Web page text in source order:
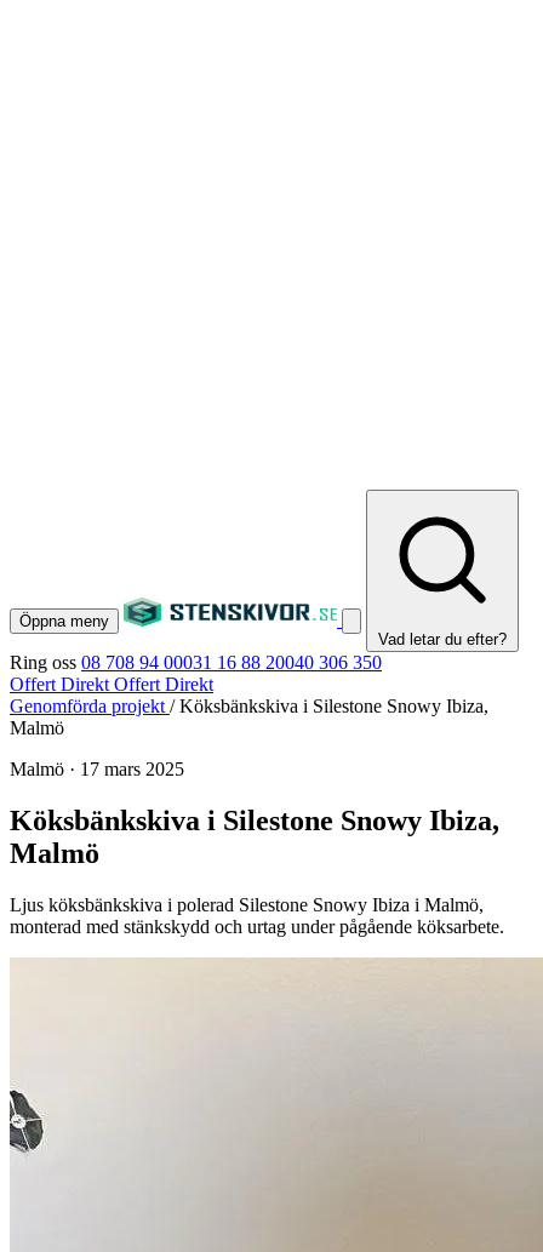
Öppna meny
Vad letar du efter?
Ring oss 08 708 94 00031 16 88 20040 306 350
Offert Direkt Offert Direkt
Genomförda projekt / Köksbänkskiva i Silestone Snowy Ibiza,
Malmö
Malmö · 17 mars 2025
Köksbänkskiva i Silestone Snowy Ibiza,
Malmö
Ljus köksbänkskiva i polerad Silestone Snowy Ibiza i Malmö,
monterad med stänkskydd och urtag under pågående köksarbete.